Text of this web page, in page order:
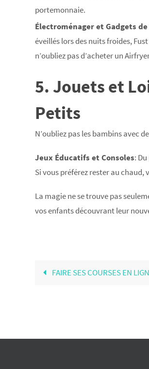
portemonnaie.
Électroménager et Gadgets
éveillés lors des nuits froides,
n’oubliez pas d’acheter un
5. Jouets et
Petits
N’oubliez pas les bambins avec
Jeux Éducatifs et Consoles:
Si vous préférez rester au
La magie ne se trouve pas
vos enfants découvrant leur
FAIRE SES COURSES EN